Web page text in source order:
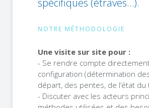
NOTRE MÉTHODOLOGIE
Une visite sur site pour :
- Se rendre compte
configuration (détermination
départ, des pentes, de l’état
- Discuter avec les acteurs